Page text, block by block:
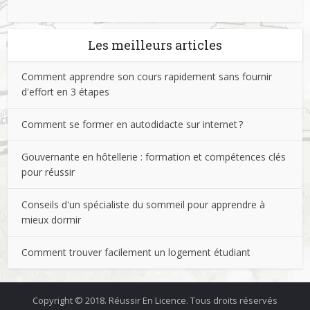
Les meilleurs articles
Comment apprendre son cours rapidement sans fournir
d'effort en 3 étapes
Comment se former en autodidacte sur internet ?
Gouvernante en hôtellerie : formation et compétences clés
pour réussir
Conseils d'un spécialiste du sommeil pour apprendre à
mieux dormir
Comment trouver facilement un logement étudiant
Copyright © 2018. Réussir En Licence. Tous droits réservés